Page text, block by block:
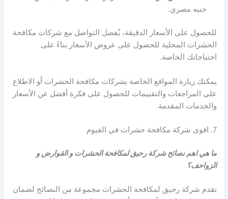
جنيه مصري.
للحصول على الأسعار الدقيقة، يُفضل التواصل مع شركات مكافحة
الحشرات المحلية للحصول على عروض الأسعار بناءً على
احتياجاتك الخاصة.
يمكنك زيارة المواقع الخاصة بشركات مكافحة الحشرات أو الاطلاع
على المراجعات والتقييمات للحصول على فكرة أفضل عن الأسعار
والخدمات المقدمة.
7. اقوى شركة مكافحة حشرات في الفيوم
ما هي اهم نصائح شركة رحيق لمكافحة الحشرات و القوارض و
الزواحف؟
تقدم شركة رحيق لمكافحة الحشرات مجموعة من النصائح لضمان